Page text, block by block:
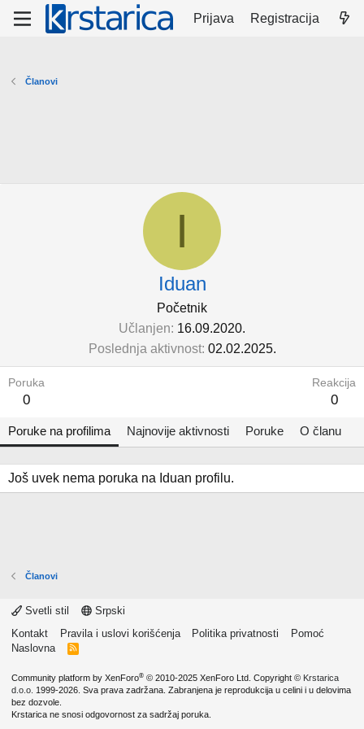
Prijava Registracija
Članovi
I
Iduan
Početnik
Učlanjen 16.09.2020.
Poslednja aktivnost 02.02.2025.
Poruka
0
Reakcija
0
Poruke na profilima Najnovije aktivnosti Poruke O članu
Još uvek nema poruka na Iduan profilu.
Članovi
Svetli stil
Srpski
Kontakt
Pravila i uslovi korišćenja Politika privatnosti
Pomoć
Naslovna
R
Community platform by XenForo® © 2010-2025 XenForo Ltd. Copyright © Krstarica
d.o.o. 1999-2026. Sva prava zadržana. Zabranjena je reprodukcija u celini i u delovima
bez dozvole.
Krstarica ne snosi odgovornost za sadržaj poruka.